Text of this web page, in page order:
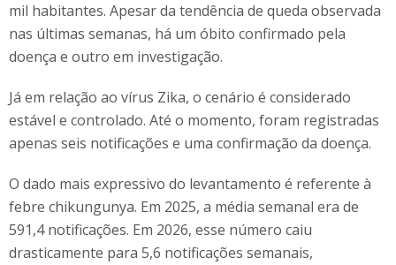
mil habitantes. Apesar da tendência de queda observada
nas últimas semanas, há um óbito confirmado pela
doença e outro em investigação.
Já em relação ao vírus Zika, o cenário é considerado
estável e controlado. Até o momento, foram registradas
apenas seis notificações e uma confirmação da doença.
O dado mais expressivo do levantamento é referente à
febre chikungunya. Em 2025, a média semanal era de
591,4 notificações. Em 2026, esse número caiu
drasticamente para 5,6 notificações semanais,